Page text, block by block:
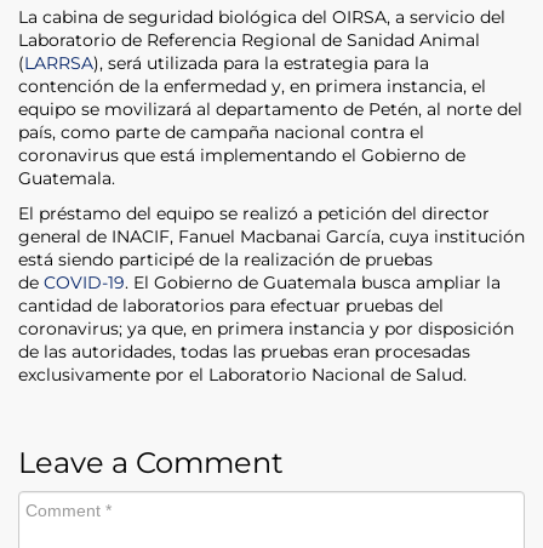
La cabina de seguridad biológica del OIRSA, a servicio del
Laboratorio de Referencia Regional de Sanidad Animal
(LARRSA), será utilizada para la estrategia para la
contención de la enfermedad y, en primera instancia, el
equipo se movilizará al departamento de Petén, al norte del
país, como parte de campaña nacional contra el
coronavirus que está implementando el Gobierno de
Guatemala.
El préstamo del equipo se realizó a petición del director
general de INACIF, Fanuel Macbanai García, cuya institución
está siendo participé de la realización de pruebas
de COVID-19. El Gobierno de Guatemala busca ampliar la
cantidad de laboratorios para efectuar pruebas del
coronavirus; ya que, en primera instancia y por disposición
de las autoridades, todas las pruebas eran procesadas
exclusivamente por el Laboratorio Nacional de Salud.
Leave a Comment